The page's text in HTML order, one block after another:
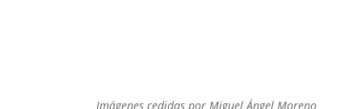
Imágenes cedidas por Miguel Ángel Moreno